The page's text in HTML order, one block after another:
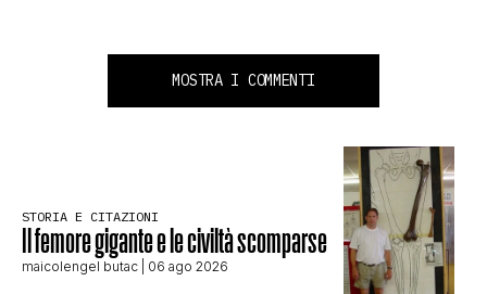
MOSTRA I COMMENTI
STORIA E CITAZIONI
Il femore gigante e le civiltà scomparse
maicolengel butac | 06 ago 2026